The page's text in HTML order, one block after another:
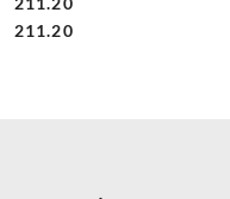
Cena:
Cena:
211.20